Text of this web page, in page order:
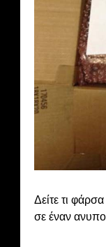
Δείτε τι
σε έναν